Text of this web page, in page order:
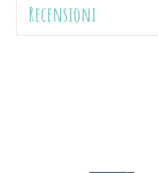
Recensioni